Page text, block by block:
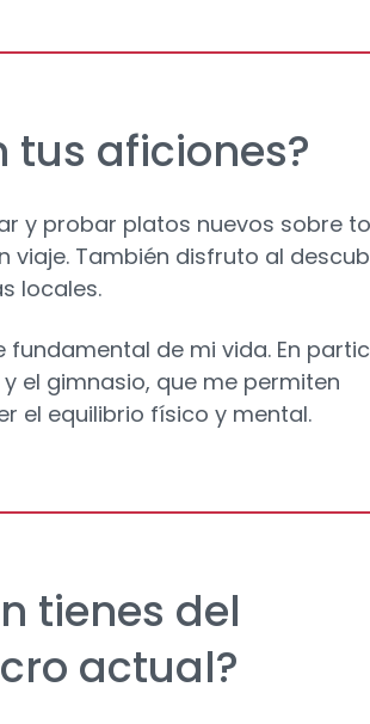
tus aficiones?
y probar platos nuevos sobre
viaje. También disfruto al
locales.
fundamental de mi vida. En
el gimnasio, que me permiten
el equilibrio físico y mental.
tienes del
actual?